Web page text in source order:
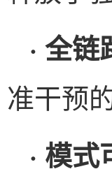
· 全链
准干预
· 模式